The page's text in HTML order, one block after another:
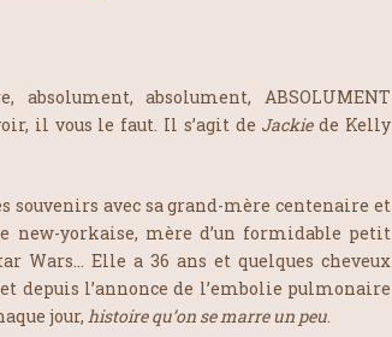
absolument, ABSOLUMENT
il vous le faut. Il s’agit de Jackiede Kelly
souvenirs avec sa grand-mère centenaire et
new-yorkaise, mère d’un formidable petit
Wars… Elle a 36 ans et quelques cheveux
depuis l’annonce de l’embolie pulmonaire
jour,histoire qu’on se marre un peu.